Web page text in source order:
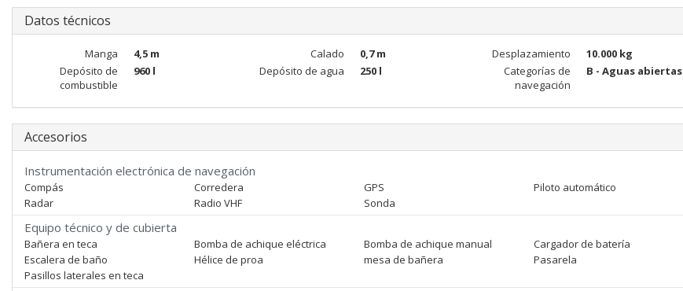
Datos técnicos
Manga 4,5 m Calado 0,7 m Desplazamiento
10.000 kg
Depósito de
combustible
960 l Depósito de agua 250 l
Categorías de
navegación
B - Aguas abiertas
Accesorios
Instrumentación electrónica de navegación
Compás Corredera GPS
Piloto automático
Radar
Radio VHF Sonda
Equipo técnico y de cubierta
Bañera en teca Bomba de achique eléctrica Bomba de achique manual
Cargador de batería
Escalera de baño
Hélice de proa mesa de bañera
Pasarela
Pasillos laterales en teca